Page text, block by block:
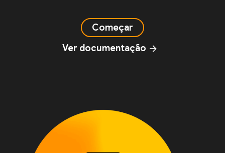
Começar
Ver documentação arrow_forward